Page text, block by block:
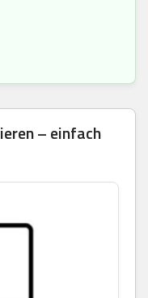
– einfach